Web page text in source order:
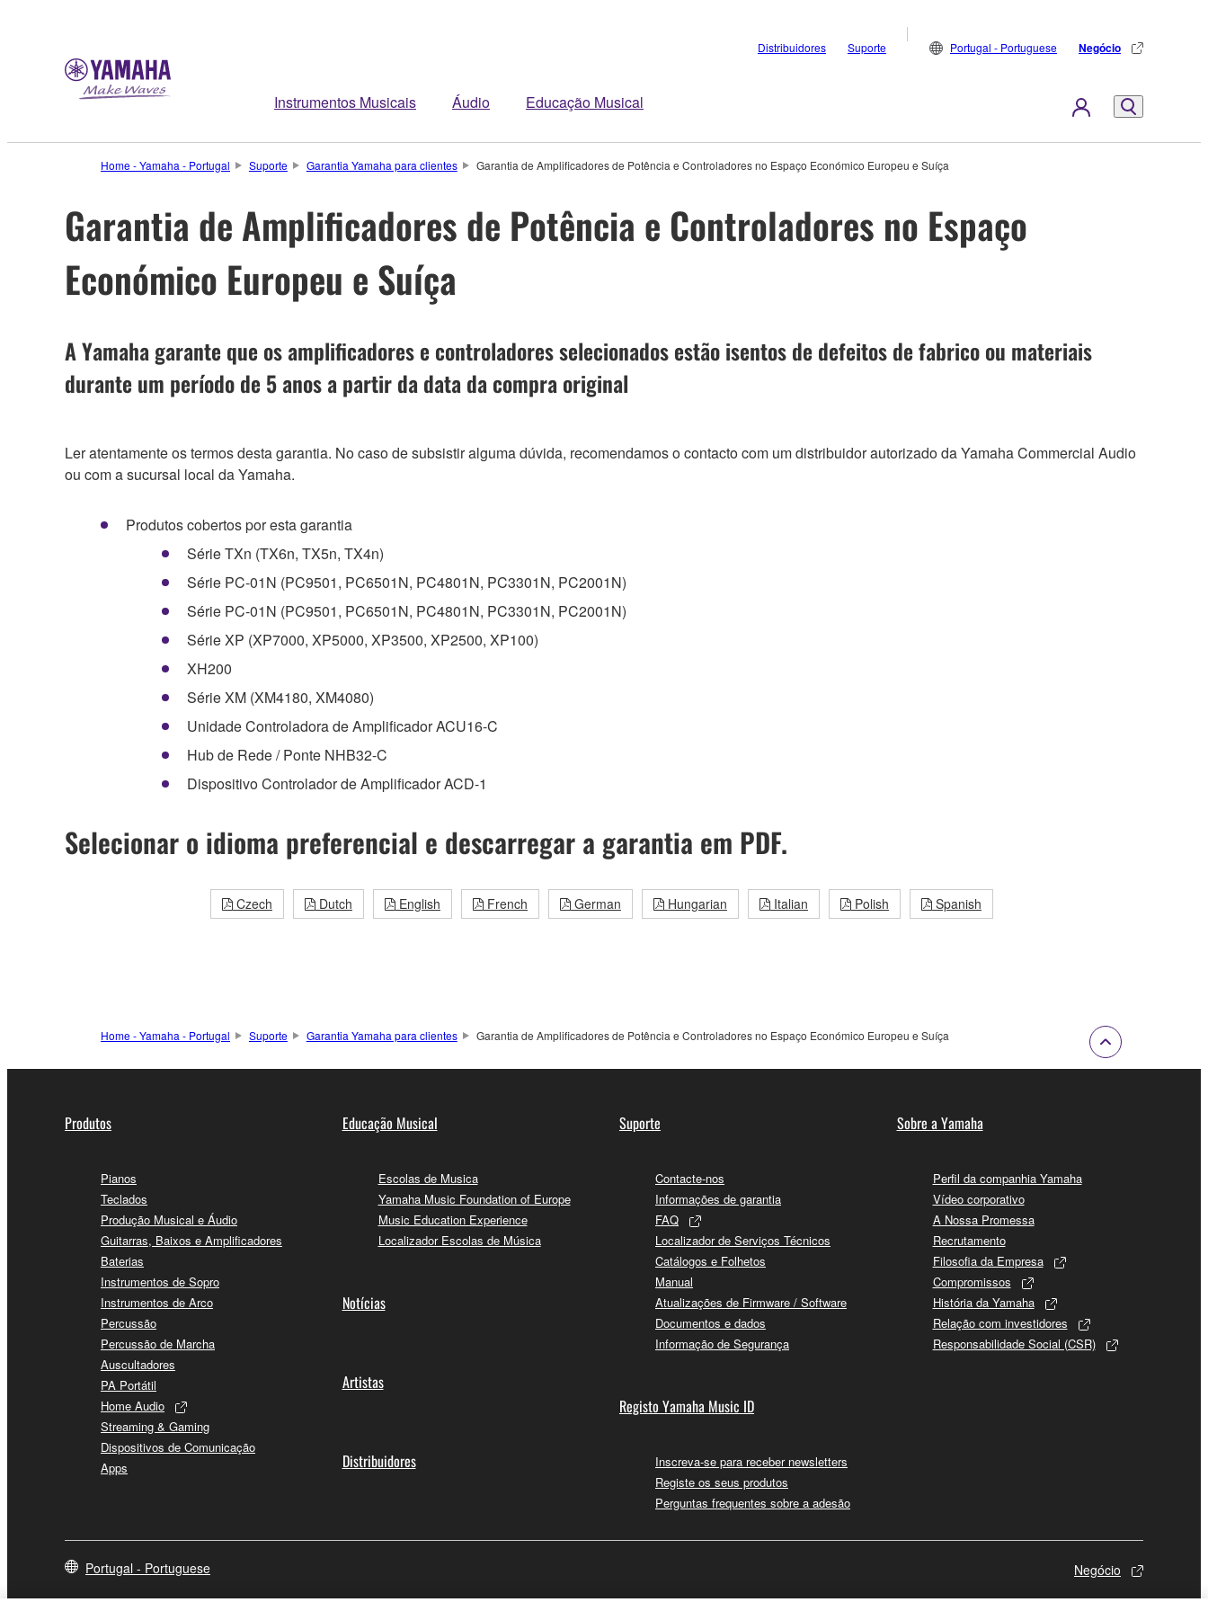
Instrumentos Musicais Áudio Educação Musical
Distribuidores Suporte Portugal - Portuguese Negócio
Home - Yamaha - Portugal Suporte Garantia Yamaha para clientes Garantia de Amplificadores de Potência e Controladores no Espaço Económico Europeu e Suíça
Garantia de Amplificadores de Potência e Controladores no Espaço
Económico Europeu e Suíça
A Yamaha garante que os amplificadores e controladores selecionados estão isentos de defeitos de fabrico ou materiais
durante um período de 5 anos a partir da data da compra original
Ler atentamente os termos desta garantia. No caso de subsistir alguma dúvida, recomendamos o contacto com um distribuidor autorizado da Yamaha Commercial Audio
ou com a sucursal local da Yamaha.
Produtos cobertos por esta garantia
Série TXn (TX6n, TX5n, TX4n)
Série PC-01N (PC9501, PC6501N, PC4801N, PC3301N, PC2001N)
Série PC-01N (PC9501, PC6501N, PC4801N, PC3301N, PC2001N)
Série XP (XP7000, XP5000, XP3500, XP2500, XP100)
XH200
Série XM (XM4180, XM4080)
Unidade Controladora de Amplificador ACU16-C
Hub de Rede / Ponte NHB32-C
Dispositivo Controlador de Amplificador ACD-1
Selecionar o idioma preferencial e descarregar a garantia em PDF.
Czech Dutch English French German Hungarian Italian Polish Spanish
Home - Yamaha - Portugal Suporte Garantia Yamaha para clientes Garantia de Amplificadores de Potência e Controladores no Espaço Económico Europeu e Suíça
Produtos
Pianos
Teclados
Produção Musical e Áudio
Guitarras, Baixos e Amplificadores
Baterias
Instrumentos de Sopro
Instrumentos de Arco
Percussão
Percussão de Marcha
Auscultadores
PA Portátil
Home Audio
Streaming & Gaming
Dispositivos de Comunicação
Apps
Educação Musical
Escolas de Musica
Yamaha Music Foundation of Europe
Music Education Experience
Localizador Escolas de Música
Notícias
Artistas
Distribuidores
Suporte
Contacte-nos
Informações de garantia
FAQ
Localizador de Serviços Técnicos
Catálogos e Folhetos
Manual
Atualizações de Firmware / Software
Documentos e dados
Informação de Segurança
Registo Yamaha Music ID
Inscreva-se para receber newsletters
Registe os seus produtos
Perguntas frequentes sobre a adesão
Sobre a Yamaha
Perfil da companhia Yamaha
Vídeo corporativo
A Nossa Promessa
Recrutamento
Filosofia da Empresa
Compromissos
História da Yamaha
Relação com investidores
Responsabilidade Social (CSR)
Portugal - Portuguese Negócio